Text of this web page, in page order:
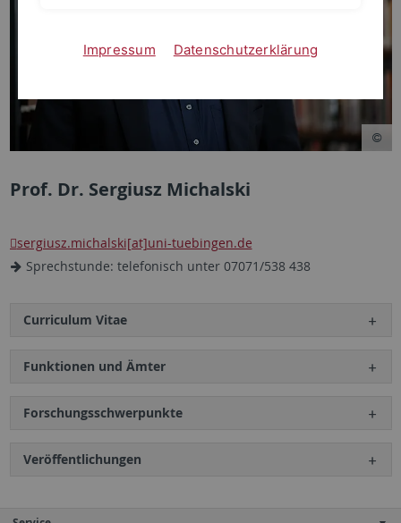
Prof. Dr. Sergiusz Michalski
sergiusz.michalski[at]uni-tuebingen.de
Sprechstunde: telefonisch unter 07071/538 438
Curriculum Vitae
Funktionen und Ämter
Forschungsschwerpunkte
Veröffentlichungen
Impressum Datenschutzerklärung